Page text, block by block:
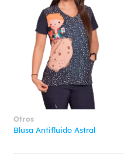
Otros
Blusa Antifluido Astral